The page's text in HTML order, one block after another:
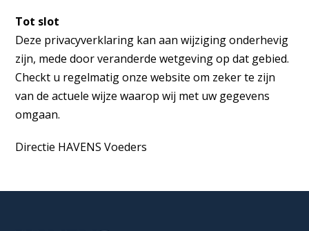
Tot slot
Deze privacyverklaring kan aan wijziging onderhevig
zijn, mede door veranderde wetgeving op dat gebied.
Checkt u regelmatig onze website om zeker te zijn
van de actuele wijze waarop wij met uw gegevens
omgaan.
Directie HAVENS Voeders